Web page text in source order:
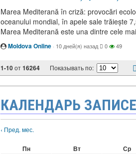
Marea Mediterană în criză: provocări
oceanului mondial, în apele sale trăiește
Marea Mediterană este una dintre cele mai
Moldova Online · 10 дней(я) назад 0 49
1-10от16264 Показывать по:
КАЛЕНДАРЬ
‹ Пред. мес.
Пн Вт Ср